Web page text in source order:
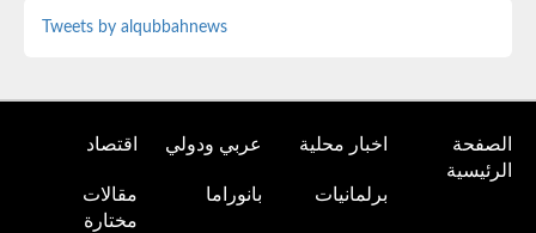
Tweets by alqubbahnews
الصفحة
الرئيسية
اخبار محلية عربي ودولي اقتصاد
برلمانيات بانوراما
مقالات
مختارة